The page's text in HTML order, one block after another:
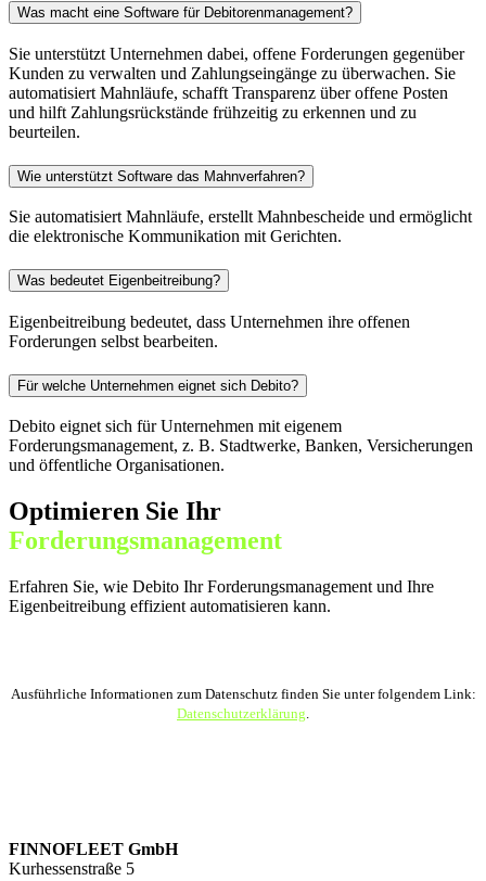
Was macht eine Software für Debitorenmanagement?
Sie unterstützt Unternehmen dabei, offene Forderungen gegenüber
Kunden zu verwalten und Zahlungseingänge zu überwachen. Sie
automatisiert Mahnläufe, schafft Transparenz über offene Posten
und hilft Zahlungsrückstände frühzeitig zu erkennen und zu
beurteilen.
Wie unterstützt Software das Mahnverfahren?
Sie automatisiert Mahnläufe, erstellt Mahnbescheide und ermöglicht
die elektronische Kommunikation mit Gerichten.
Was bedeutet Eigenbeitreibung?
Eigenbeitreibung bedeutet, dass Unternehmen ihre offenen
Forderungen selbst bearbeiten.
Für welche Unternehmen eignet sich Debito?
Debito eignet sich für Unternehmen mit eigenem
Forderungsmanagement, z. B. Stadtwerke, Banken, Versicherungen
und öffentliche Organisationen.
Optimieren Sie Ihr
Forderungs­management
Erfahren Sie, wie Debito Ihr Forderungs­management und Ihre
Eigenbeitreibung effizient automatisieren kann.
Ausführliche Informationen zum Datenschutz finden Sie unter folgendem Link:
Datenschutzerklärung.
FINNOFLEET GmbH
Kurhessenstraße 5